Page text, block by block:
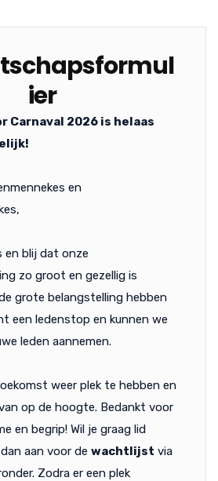
ier
Carnaval 2026 is helaas
en
blij dat onze
zo groot en gezellig is
grote belangstelling hebben
een ledenstop en kunnen we
leden aannemen.
weer plek te hebben en
op de hoogte. Bedankt voor
en begrip! Wil je graag lid
aan voor de wachtlijst via
Zodra er een plek